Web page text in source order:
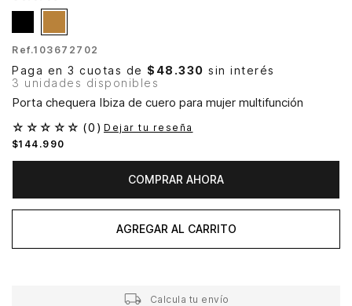
Ref.103672702
Paga en 3 cuotas de $48.330 sin interés
3 unidades disponibles
Porta chequera Ibiza de cuero para mujer multifunción
☆ ☆ ☆ ☆ ☆ (0 ) Dejar tu reseña
$144 .990
COMPRAR AHORA
AGREGAR AL CARRITO
Calcula tu envío